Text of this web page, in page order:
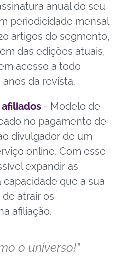
anual do seu
periodicidade mensal
artigos do segmento,
das edições atuais,
acesso a todo
da revista.
- Modelo de
no pagamento de
divulgador de um
online. Com esse
expandir as
capacidade que a sua
atrair os
afiliação.
o universo!"